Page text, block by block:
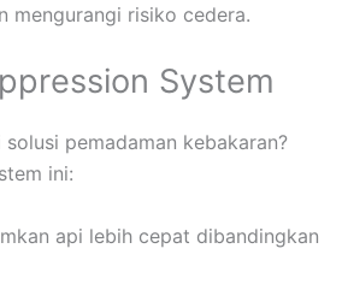
mengurangi risiko cedera.
System
solusi pemadaman kebakaran?
ini:
api lebih cepat dibandingkan